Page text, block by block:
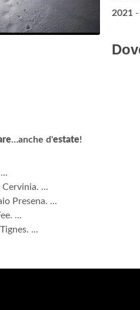
2021
…anche d'estate!
Cervinia. ...
Presena. ...
...
...